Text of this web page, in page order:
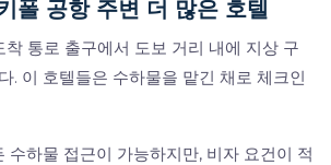
폴 공항 주변 더 많은 호텔
통로 출구에서 도보 거리 내에 지상 구
. 이 호텔들은 수하물을 맡긴 채로 체크인
수하물 접근이 가능하지만, 비자 요건이 적